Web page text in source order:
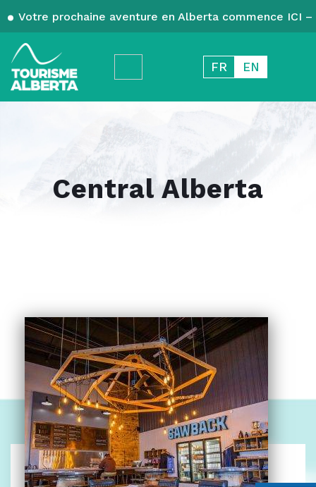
Votre prochaine aventure en Alberta commence ICI
FR EN
Central Alberta